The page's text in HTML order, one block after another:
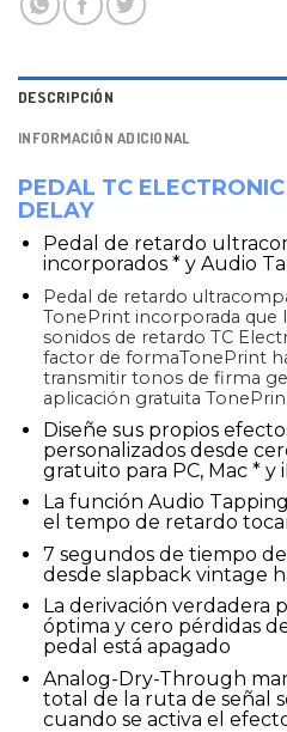
DESCRIPCIÓN
INFORMACIÓN ADICIONAL
PEDAL TC
DELAY
Pedal de retardo
incorporados * y Audio
Pedal de retardo
TonePrint incorporada que
sonidos de retardo TC
factor de formaTonePrint
transmitir tonos de firma
aplicación gratuita TonePrin
Diseñe sus propios
personalizados desde
gratuito para PC, Mac * y
La función Audio
el tempo de retardo
7 segundos de tiempo
desde slapback vintage
La derivación verdadera
óptima y cero pérdidas
pedal está apagado
Analog-Dry-Through
total de la ruta de señal
cuando se activa el